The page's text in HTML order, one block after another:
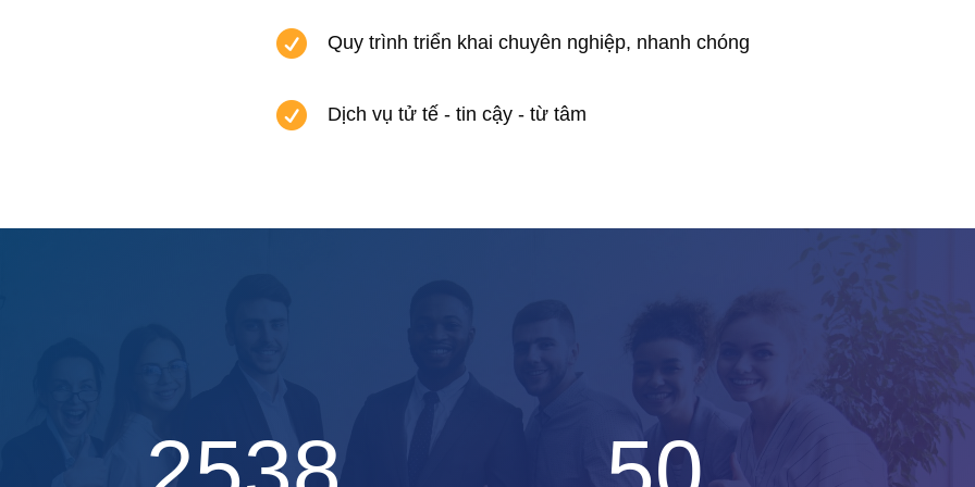
 Quy trình triển khai chuyên nghiệp, nhanh chóng
 Dịch vụ tử tế - tin cậy - từ tâm